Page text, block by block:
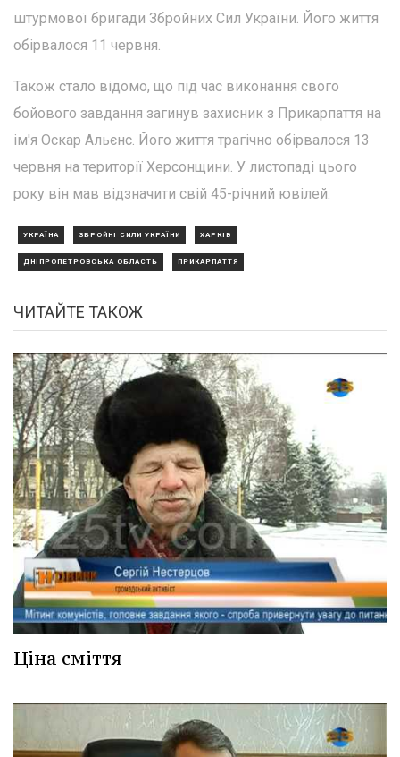
штурмової бригади Збройних Сил України. Його життя
обірвалося 11 червня.
Також стало відомо, що під час виконання свого
бойового завдання загинув захисник з Прикарпаття на
ім'я Оскар Альєнс. Його життя трагічно обірвалося 13
червня на території Херсонщини. У листопаді цього
року він мав відзначити свій 45-річний ювілей.
УКРАЇНА ЗБРОЙНІ СИЛИ УКРАЇНИ ХАРКІВ
ДНІПРОПЕТРОВСЬКА ОБЛАСТЬ ПРИКАРПАТТЯ
ЧИТАЙТЕ ТАКОЖ
Ціна сміття